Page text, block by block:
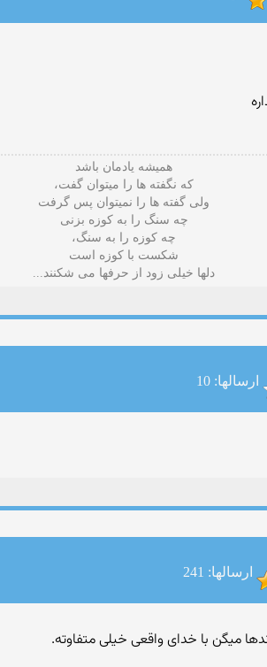
هميشه يادمان باشد
که نگفته ها را ميتوان گفت،
ولی گفته ها را نميتوان پس گرفت
چه سنگ را به کوزه بزنی
چه کوزه را به سنگ،
شکست با کوزه است
دلها خیلی زود از حرفها می شکنند...
ارسالها: 10
ارسالها: 241
میگن با خدای واقعی خیلی متفاوته.